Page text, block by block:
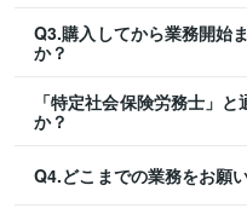
Q3.購入してから業務開始
か？
「特定社会保険労務士」
か？
Q4.どこまでの業務をお願